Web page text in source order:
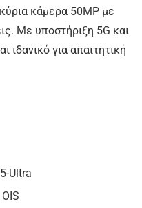
κάμερα 50MP με
Με υποστήριξη 5G και
ιδανικό για απαιτητική
Ultra